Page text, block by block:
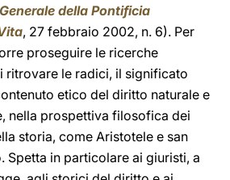
della Pontificia
, 27 febbraio 2002, n. 6). Per
proseguire le ricerche
ritrovare le radici, il significato
etico del diritto naturale e
nella prospettiva filosofica dei
storia, come Aristotele e san
Spetta in particolare ai giuristi, a